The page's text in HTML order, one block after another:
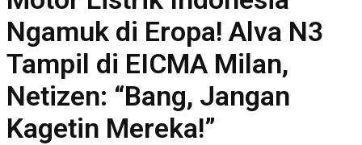
Ngamuk di Eropa! Alva N3
Tampil di EICMA Milan,
Netizen: “Bang, Jangan
Kagetin Mereka!”